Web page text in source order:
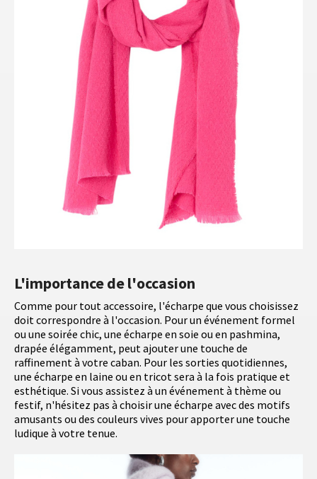
L'importance de l'occasion
Comme pour tout accessoire, l'écharpe que vous choisissez
doit correspondre à l'occasion. Pour un événement formel
ou une soirée chic, une écharpe en soie ou en pashmina,
drapée élégamment, peut ajouter une touche de
raffinement à votre caban. Pour les sorties quotidiennes,
une écharpe en laine ou en tricot sera à la fois pratique et
esthétique. Si vous assistez à un événement à thème ou
festif, n'hésitez pas à choisir une écharpe avec des motifs
amusants ou des couleurs vives pour apporter une touche
ludique à votre tenue.